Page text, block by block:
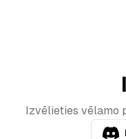
Izvēlieties vēlamo